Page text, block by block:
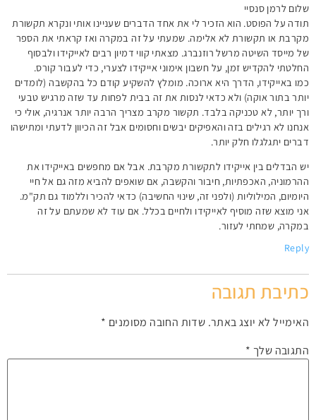
שלום לרמן סנסיי
תודה על הפוסט. הוא הזכיר לי את אחד הדברים שעניינו אותי ונקרא תקשורת
מקרבת או תקשורת לא אלימה. שמעתי על זה במקרה ואז קראתי את הספר
של מייסד השיטה מרשל רוזנברג. מצאתי קווי דמיון רבים לאייקידו ולבסוף
החלטתי להקדיש זמן, על חשבון אימוני אייקידו לצערי, כדי לעבור קורס.
כמו באייקידו, הדרך היא ארוכה. מומלץ להשקיע קודם כל בהקשבה (לומדים
יותר בתור אוקה) ולא כדאי לנסות את זה בבית לפחות עד שזה מרגיש טבעי
ורך יותר, לא טכניקה בלבד. תקשור מקרב מצריך הרבה יותר אנרגיה, אולי כי
אנחנו לא רגילים בזה והאפיקים יבשים וחסומים אבל זה הכיוון לדעתי ומתישהו
דברים יתגלגלו חלק יותר.
יש הבדלים בין אייקידו לתקשורת מקרבת. אבל אם מחפשים באייקידו את
ההרמוניה, האכפתיות, חיבור והקשבה, אם שואפים להביא מזה גם אל חיי
היומיום, המילוליות (ולפני זה, שינוי החשיבה) כדאי להכיר וללמוד גם תק"מ.
אני מוצא שזה מוסיף לאייקידו ולחיים בכלל. אם עוד לא שמעתם על זה
במקרה, שמחתי לעזור.
Reply
כתיבת תגובה
האימייל לא יוצג באתר. שדות החובה מסומנים *
התגובה שלך *